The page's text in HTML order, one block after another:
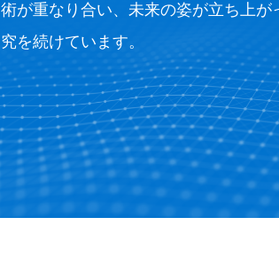
術が重なり合い、未来の姿が立ち上
究を続けています。